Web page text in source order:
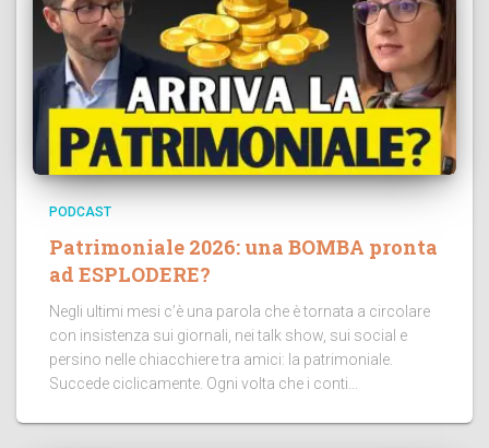
PODCAST
Patrimoniale 2026: una BOMBA pronta
ad ESPLODERE?
Negli ultimi mesi c’è una parola che è tornata a circolare
con insistenza sui giornali, nei talk show, sui social e
persino nelle chiacchiere tra amici: la patrimoniale.
Succede ciclicamente. Ogni volta che i conti...